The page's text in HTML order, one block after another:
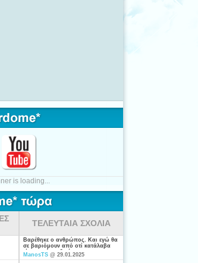
is loading...
ΤΕΛΕΥΤΑΙΑ ΣΧΟΛΙΑ
Βαρέθηκε ο ανθρώπος. Και εγώ θα
σε βαριόμουν από οτί κατάλαβα
είσαι από τις ξενέρωτες που
ψάχνουν απλά για "σύζυγο". Η
ManosTS @ 29.01.2025